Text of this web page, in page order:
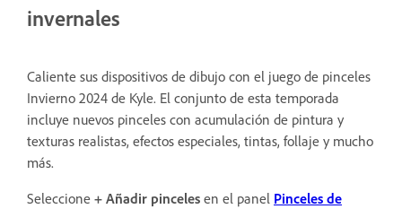
invernales
Caliente sus dispositivos de dibujo con el juego de pinceles
Invierno 2024 de Kyle. El conjunto de esta temporada
incluye nuevos pinceles con acumulación de pintura y
texturas realistas, efectos especiales, tintas, follaje y mucho
más.
Seleccione + Añadir pinceles en el panel Pinceles de